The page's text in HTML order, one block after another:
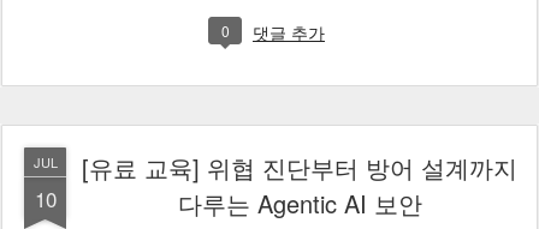
0 댓글 추가
JUL
10
[유료 교육] 위협 진단부터 방어 설계까지
다루는 Agentic AI 보안